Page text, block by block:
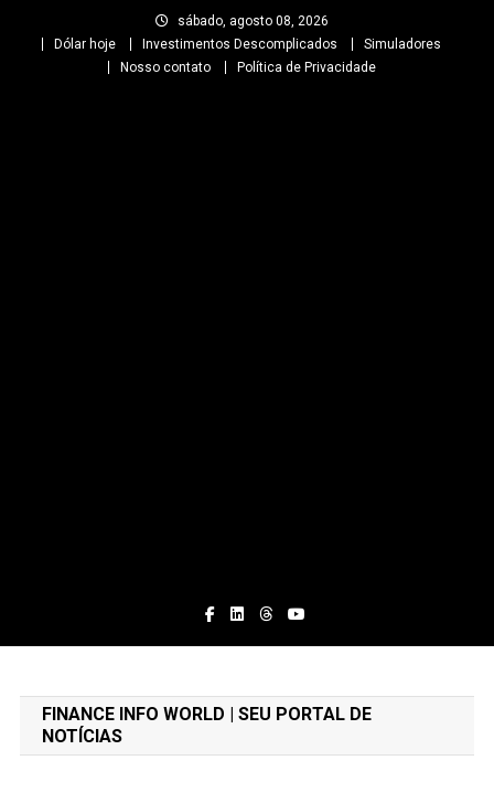
sábado, agosto 08, 2026
Dólar hoje
Investimentos Descomplicados
Simuladores
Nosso contato
Política de Privacidade
Finance Info World
FINANCE INFO WORLD | SEU PORTAL DE
NOTÍCIAS